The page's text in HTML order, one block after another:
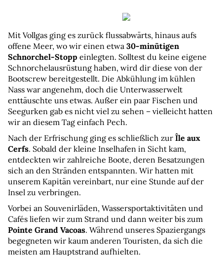
Mit Vollgas ging es zurück flussabwärts, hinaus aufs
offene Meer, wo wir einen etwa 30-minütigen
Schnorchel-Stopp einlegten. Solltest du keine eigene
Schnorchelausrüstung haben, wird dir diese von der
Bootscrew bereitgestellt. Die Abkühlung im kühlen
Nass war angenehm, doch die Unterwasserwelt
enttäuschte uns etwas. Außer ein paar Fischen und
Seegurken gab es nicht viel zu sehen – vielleicht hatten
wir an diesem Tag einfach Pech.
Nach der Erfrischung ging es schließlich zur Île aux
Cerfs. Sobald der kleine Inselhafen in Sicht kam,
entdeckten wir zahlreiche Boote, deren Besatzungen
sich an den Stränden entspannten. Wir hatten mit
unserem Kapitän vereinbart, nur eine Stunde auf der
Insel zu verbringen.
Vorbei an Souvenirläden, Wassersportaktivitäten und
Pointe Grand Vacoas. Während unseres Spaziergangs
begegneten wir kaum anderen Touristen, da sich die
meisten am Hauptstrand aufhielten.